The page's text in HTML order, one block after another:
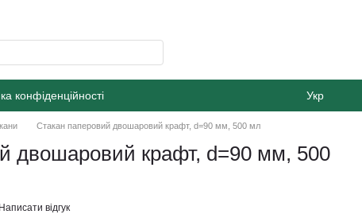
конфіденційності
Укр
Стакан паперовий двошаровий крафт, d=90 мм, 500 мл
двошаровий крафт, d=90 мм, 500
Написати відгук